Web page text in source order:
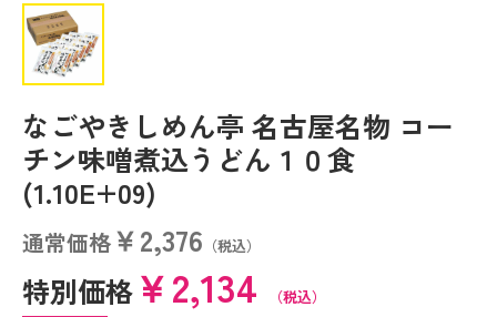
なごやきしめん亭 名古屋名物 コー
チン味噌煮込うどん１０食
(1.10E+09)
通常価格￥2,376 （税込）
特別価格￥2,134 （税込）